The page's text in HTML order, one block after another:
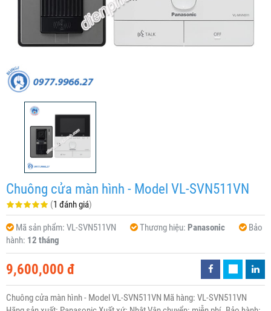
Chuông cửa màn hình - Model VL-SVN511VN
(1 đánh giá)
Mã sản phẩm: VL-SVN511VN Thương hiệu: Panasonic
Bảo
hành: 12 tháng
9,600,000 đ
Chuông cửa màn hình - Model VL-SVN511VN Mã hàng: VL-SVN511VN